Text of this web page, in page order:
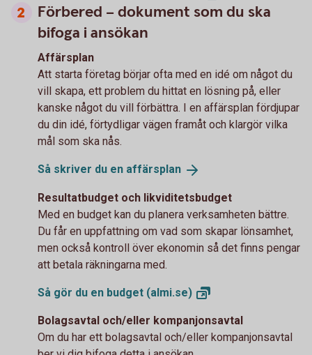
Förbered – dokument som du ska
bifoga i ansökan
Affärsplan
Att starta företag börjar ofta med en idé om något du
vill skapa, ett problem du hittat en lösning på, eller
kanske något du vill förbättra. I en affärsplan fördjupar
du din idé, förtydligar vägen framåt och klargör vilka
mål som ska nås.
Så skriver du en affärsplan
Resultatbudget och likviditetsbudget
Med en budget kan du planera verksamheten bättre.
Du får en uppfattning om vad som skapar lönsamhet,
men också kontroll över ekonomin så det finns pengar
att betala räkningarna med.
Så gör du en budget (almi.se)
Bolagsavtal och/eller kompanjonsavtal
Om du har ett bolagsavtal och/eller kompanjonsavtal